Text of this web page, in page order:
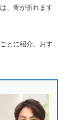
、骨が折れます
とに紹介。おす